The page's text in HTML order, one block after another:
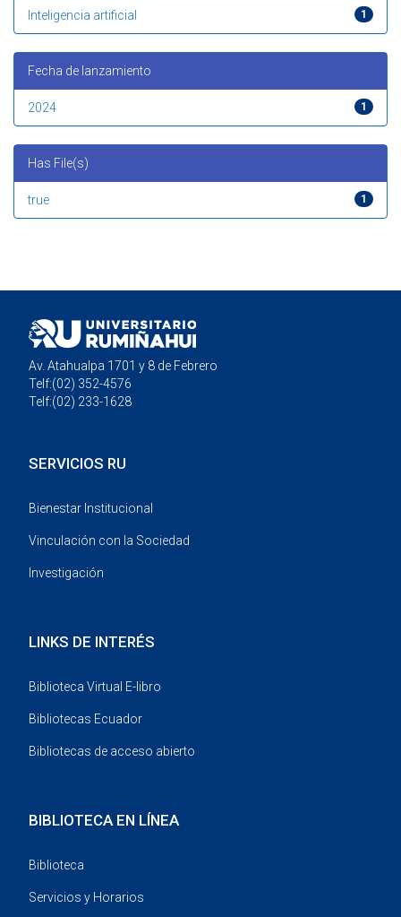
1
Inteligencia artificial
Fecha de lanzamiento
1
2024
Has File(s)
1
true
Av. Atahualpa 1701 y 8 de Febrero
Telf:(02) 352-4576
Telf:(02) 233-1628
SERVICIOS RU
Bienestar Institucional
Vinculación con la Sociedad
Investigación
LINKS DE INTERÉS
Biblioteca Virtual E-libro
Bibliotecas Ecuador
Bibliotecas de acceso abierto
BIBLIOTECA EN LÍNEA
Biblioteca
Servicios y Horarios